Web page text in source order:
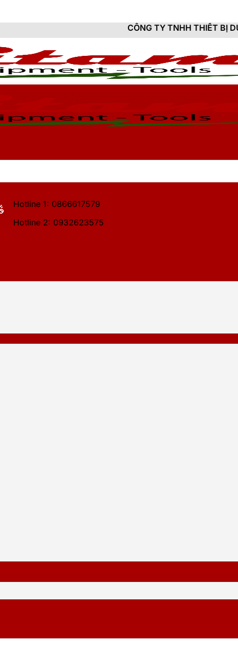
CÔNG TY TNHH THIẾT BỊ DỤNG CỤ KỸ
Hotline 1: 0866617579
Hotline 2: 0932623575